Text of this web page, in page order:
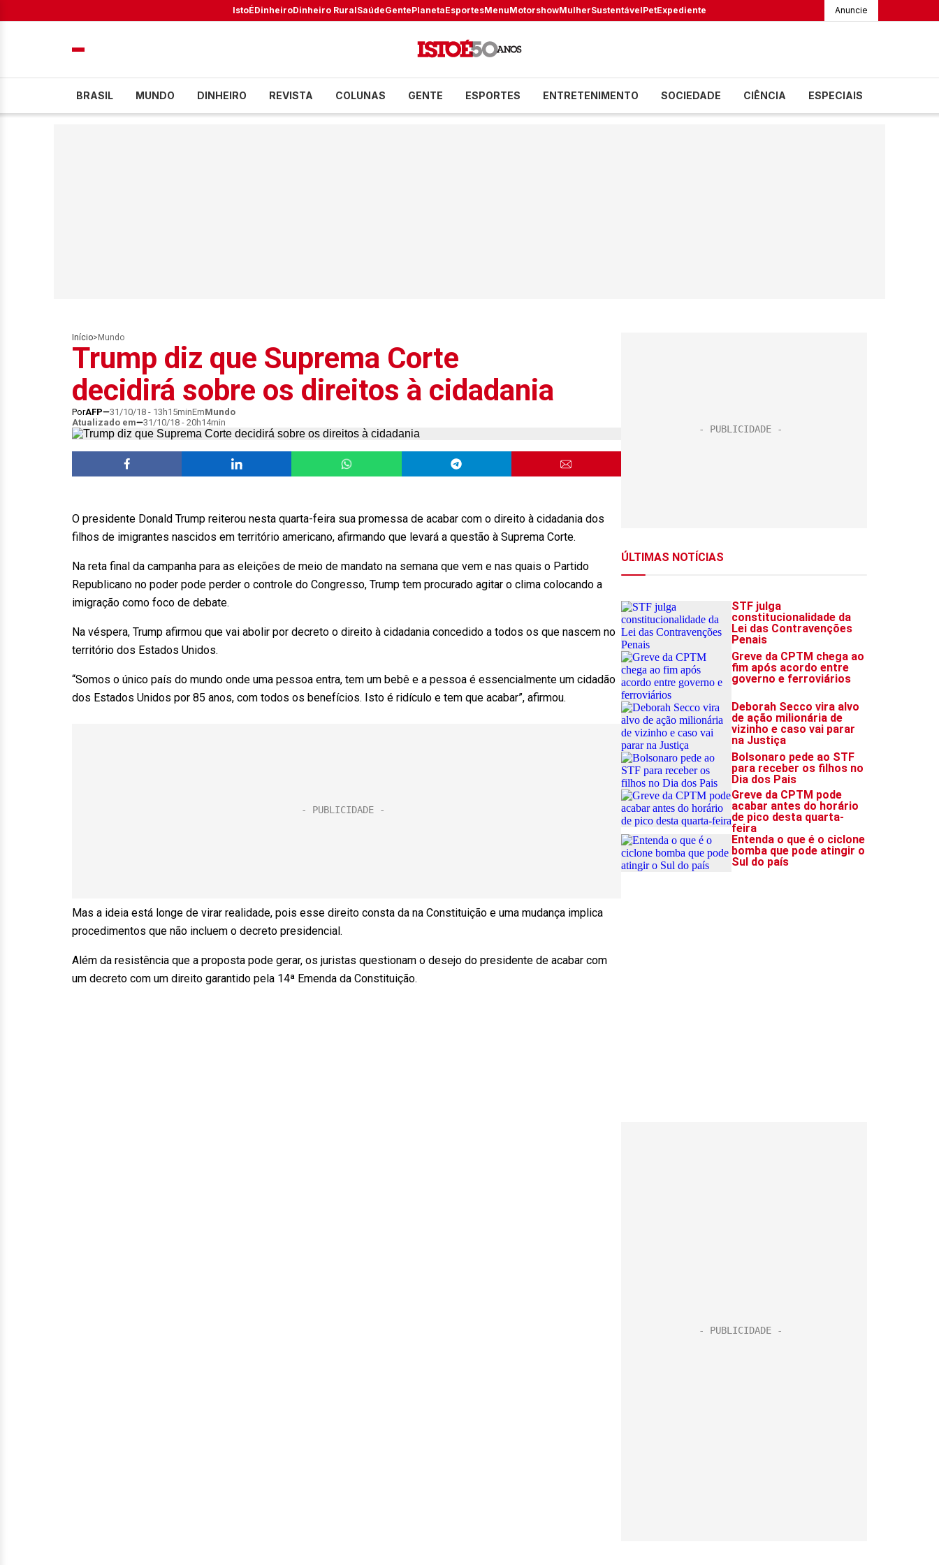
IstoÉDinheiroDinheiro RuralSaúdeGentePlanetaEsportesMenuMotorshowMulherSustentávelPetExpediente Anuncie
BRASIL MUNDO DINHEIRO REVISTA COLUNAS GENTE ESPORTES ENTRETENIMENTO SOCIEDADE CIÊNCIA ESPECIAIS
Início> Mundo
Trump diz que Suprema Corte
decidirá sobre os direitos à cidadania
PorAFP 31/10/18 - 13h15minEmMundo
Atualizado em
31/10/18 - 20h14min
O presidente Donald Trump reiterou nesta quarta-feira sua promessa de acabar com o direito à cidadania dos
filhos de imigrantes nascidos em território americano, afirmando que levará a questão à Suprema Corte.
Na reta final da campanha para as eleições de meio de mandato na semana que vem e nas quais o Partido
Republicano no poder pode perder o controle do Congresso, Trump tem procurado agitar o clima colocando a
imigração como foco de debate.
Na véspera, Trump afirmou que vai abolir por decreto o direito à cidadania concedido a todos os que nascem no
território dos Estados Unidos.
“Somos o único país do mundo onde uma pessoa entra, tem um bebê e a pessoa é essencialmente um cidadão
dos Estados Unidos por 85 anos, com todos os benefícios. Isto é ridículo e tem que acabar”, afirmou.
Mas a ideia está longe de virar realidade, pois esse direito consta da na Constituição e uma mudança implica
procedimentos que não incluem o decreto presidencial.
Além da resistência que a proposta pode gerar, os juristas questionam o desejo do presidente de acabar com
um decreto com um direito garantido pela 14ª Emenda da Constituição.